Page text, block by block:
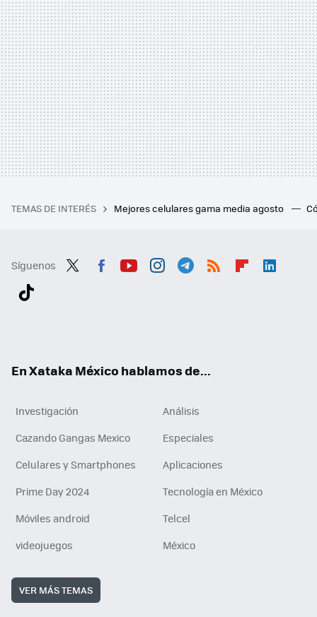
TEMAS DE INTERÉS Mejores celulares gama media agosto
Síguenos
En Xataka México hablamos de...
Investigación
Análisis
Cazando Gangas Mexico
Especiales
Celulares y Smartphones
Aplicaciones
Prime Day 2024
Tecnología en México
Móviles android
Telcel
videojuegos
México
VER MÁS TEMAS